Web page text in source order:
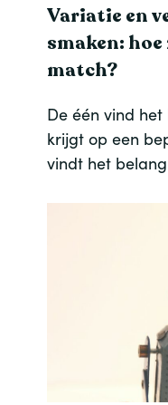
Variatie en
smaken: hoe
match?
De één vind
krijgt op een
vindt het